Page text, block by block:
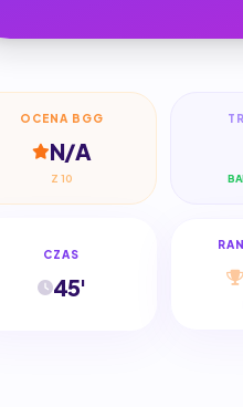
OCENA BGG
N/A
Z 10
CZAS
45'